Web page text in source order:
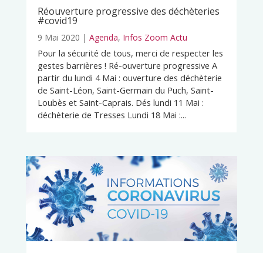
Réouverture progressive des déchèteries
#covid19
9 Mai 2020 | Agenda, Infos Zoom Actu
Pour la sécurité de tous, merci de respecter les
gestes barrières ! Ré-ouverture progressive A
partir du lundi 4 Mai : ouverture des déchèterie
de Saint-Léon, Saint-Germain du Puch, Saint-
Loubès et Saint-Caprais. Dés lundi 11 Mai :
déchèterie de Tresses Lundi 18 Mai :...